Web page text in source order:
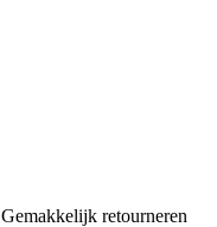
Gemakkelijk retourneren